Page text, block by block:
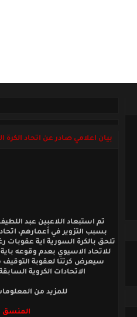
بيان اعلامي صادر عن اتحاد الكرة
تم استبعاد اللاعبين عبد
بسبب التزوير في أعمارهم،
تلحق بالكرة السورية اية عقوبات
للاتحاد الاسيوي بعدم وقوعه
سيعرض كرتنا لعقوبة التوقيف
الاتحادات الكروية
للمزيد من
المنسق